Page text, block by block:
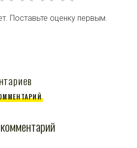
Поставьте оценку первым.